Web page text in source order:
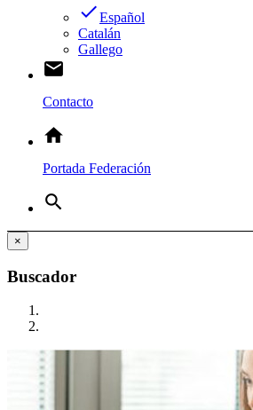
doneEspañol
Catalán
Gallego
email
Contacto
home
Portada Federación
search
×
Buscador